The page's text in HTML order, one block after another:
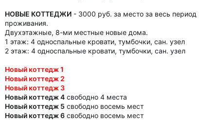
НОВЫЕ КОТТЕДЖИ - 3000 руб. за место за весь период
проживания.
Двухэтажные, 8-ми местные новые дома.
1 этаж: 4 односпальные кровати, тумбочки, сан. узел
2 этаж: 4 односпальные кровати, тумбочки, сан. узел
Новый коттедж 1
Новый коттедж 2
Новый коттедж 3
Новый коттедж 4 свободно 4 места
Новый коттедж 5 свободно восемь мест
Новый коттедж 6 свободно восемь мест